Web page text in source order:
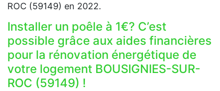
ROC (59149) en 2022.
Installer un poêle à 1€? C’est
possible grâce aux aides financières
pour la rénovation énergétique de
votre logement BOUSIGNIES-SUR-
ROC (59149) !